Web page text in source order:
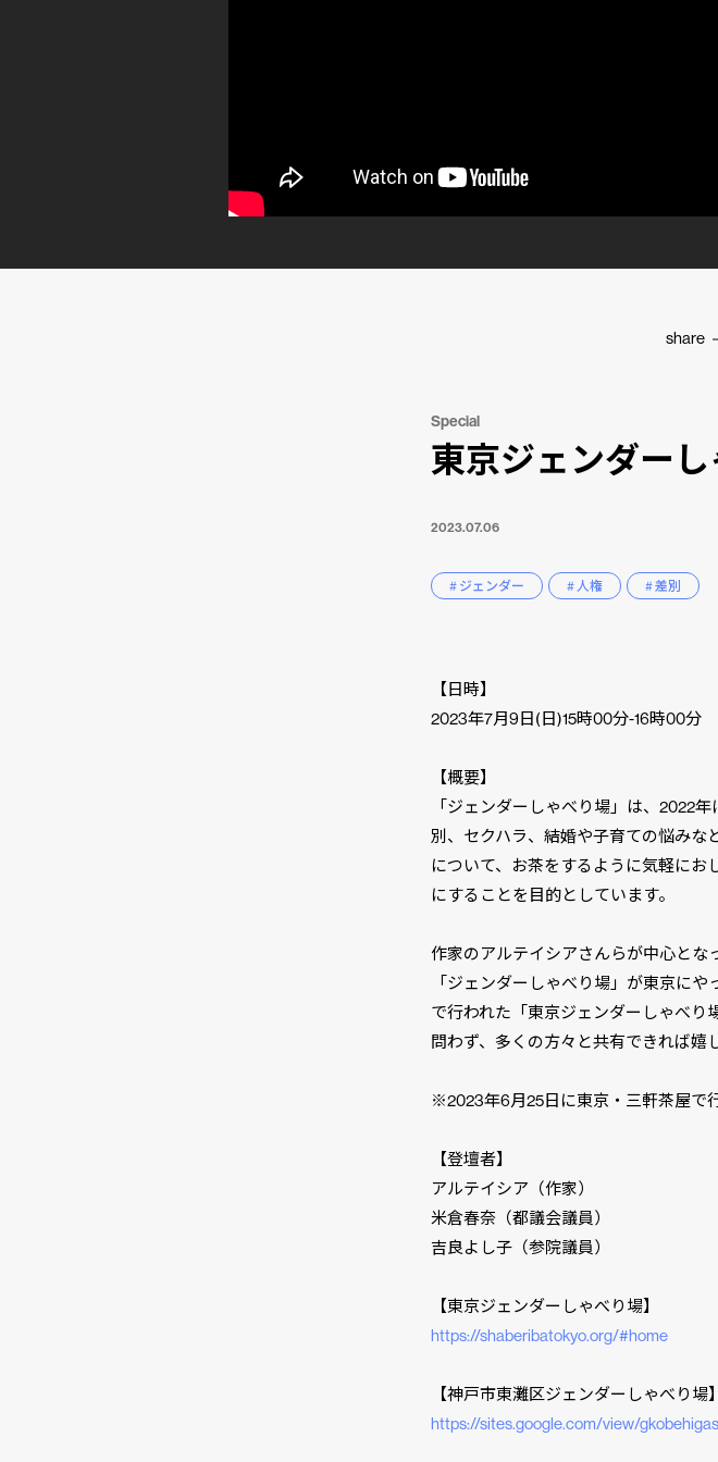
share
Special
東京ジェンダー
2023.07.06
# ジェンダー # 人権 # 差別
【日時】
2023年7月9日(日)15時00分-16時00分
【概要】
「ジェンダーしゃべり場」は、2022
別、セクハラ、結婚や子育ての悩みな
について、お茶をするように気軽にお
にすることを目的としています。
作家のアルテイシアさんらが中心とな
「ジェンダーしゃべり場」が東京に
で行われた「東京ジェンダーしゃべり
問わず、多くの方々と共有できれば嬉
※2023年6月25日に東京・三軒茶屋で
【登壇者】
アルテイシア（作家）
米倉春奈（都議会議員）
吉良よし子（参院議員）
【東京ジェンダーしゃべり場】
https://shaberibatokyo.org/#home
【神戸市東灘区ジェンダーしゃべり場】
https://sites.google.com/view/